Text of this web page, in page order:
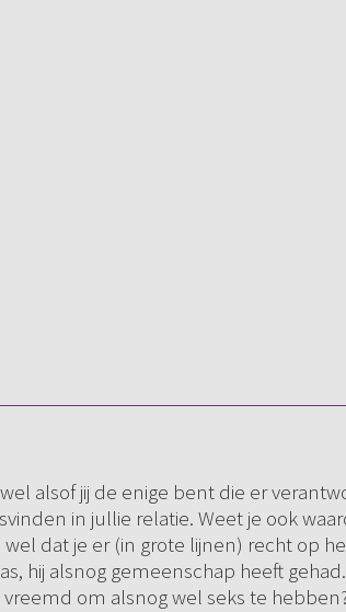
alsof jij de enige bent die er
in jullie relatie. Weet je ook
wel dat je er (in grote lijnen) recht op
hij alsnog gemeenschap heeft
om alsnog wel seks te